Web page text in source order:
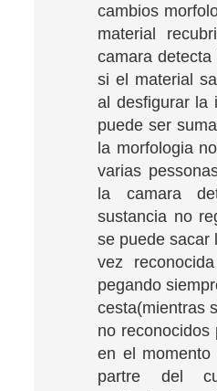
cambios
material
camara
si el material
al desfigurar la
puede ser
la morfologia
varias
la camara
sustancia no
se puede sacar
vez
pegando
cesta(mientras
no
en el momento
partre del